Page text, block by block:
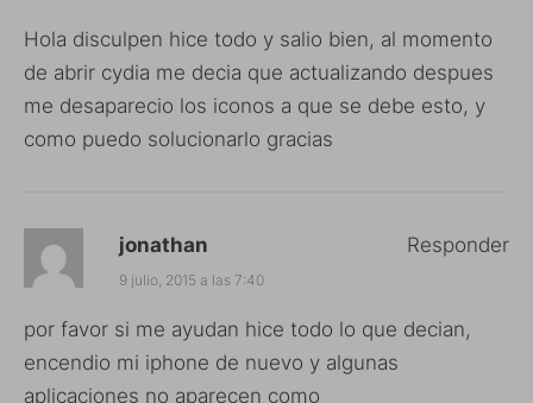
Hola disculpen hice todo y salio bien, al momento
de abrir cydia me decia que actualizando despues
me desaparecio los iconos a que se debe esto, y
como puedo solucionarlo gracias
jonathan
9 julio, 2015 a las 7:40
por favor si me ayudan hice todo lo que decian,
encendio mi iphone de nuevo y algunas
aplicaciones no aparecen como
Responder